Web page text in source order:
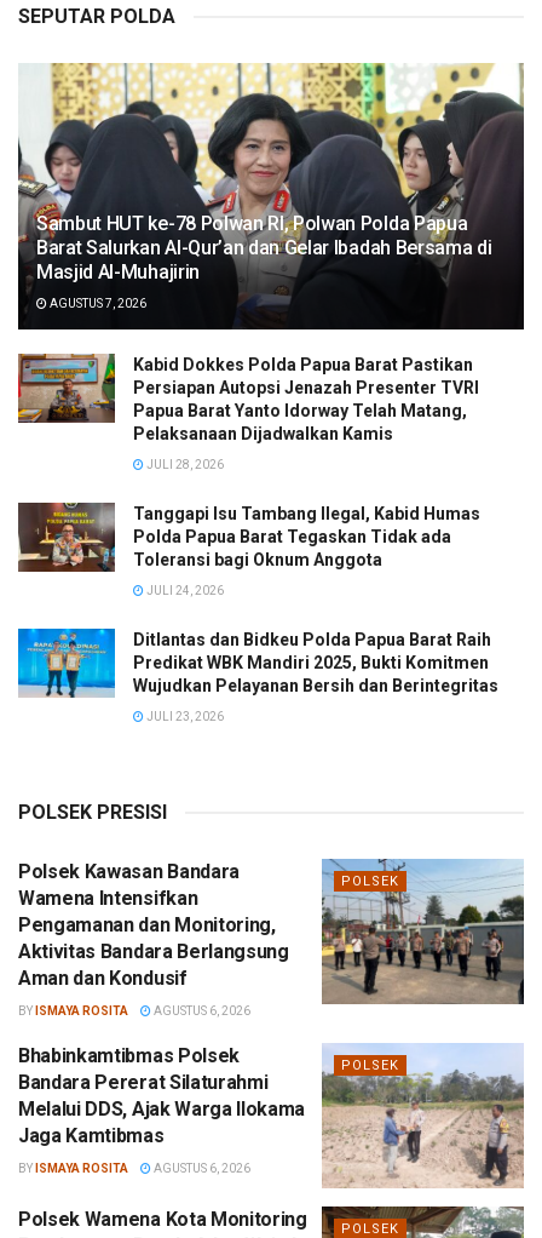
SEPUTAR POLDA
Sambut HUT ke-78 Polwan RI, Polwan Polda Papua
Barat Salurkan Al-Qur’an dan Gelar Ibadah Bersama di
Masjid Al-Muhajirin
AGUSTUS 7, 2026
Kabid Dokkes Polda Papua Barat Pastikan
Persiapan Autopsi Jenazah Presenter TVRI
Papua Barat Yanto Idorway Telah Matang,
Pelaksanaan Dijadwalkan Kamis
JULI 28, 2026
Tanggapi Isu Tambang Ilegal, Kabid Humas
Polda Papua Barat Tegaskan Tidak ada
Toleransi bagi Oknum Anggota
JULI 24, 2026
Ditlantas dan Bidkeu Polda Papua Barat Raih
Predikat WBK Mandiri 2025, Bukti Komitmen
Wujudkan Pelayanan Bersih dan Berintegritas
JULI 23, 2026
POLSEK PRESISI
POLSEK
Polsek Kawasan Bandara
Wamena Intensifkan
Pengamanan dan Monitoring,
Aktivitas Bandara Berlangsung
Aman dan Kondusif
BY ISMAYA ROSITA AGUSTUS 6, 2026
POLSEK
Bhabinkamtibmas Polsek
Bandara Pererat Silaturahmi
Melalui DDS, Ajak Warga Ilokama
Jaga Kamtibmas
BY ISMAYA ROSITA AGUSTUS 6, 2026
POLSEK
Polsek Wamena Kota Monitoring